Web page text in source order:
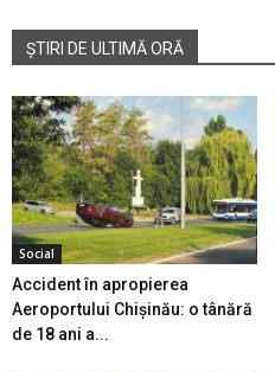
ȘTIRI DE ULTIMĂ ORĂ
Social
Accident în apropierea
Aeroportului Chișinău: o tânără
de 18 ani a...